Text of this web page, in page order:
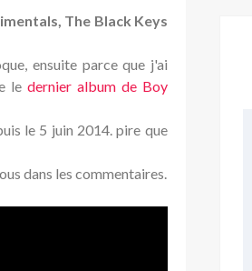
The Black Keys
ensuite parce que j'ai
ledernier album de Boy
le 5 juin 2014. pire que
dans les commentaires.